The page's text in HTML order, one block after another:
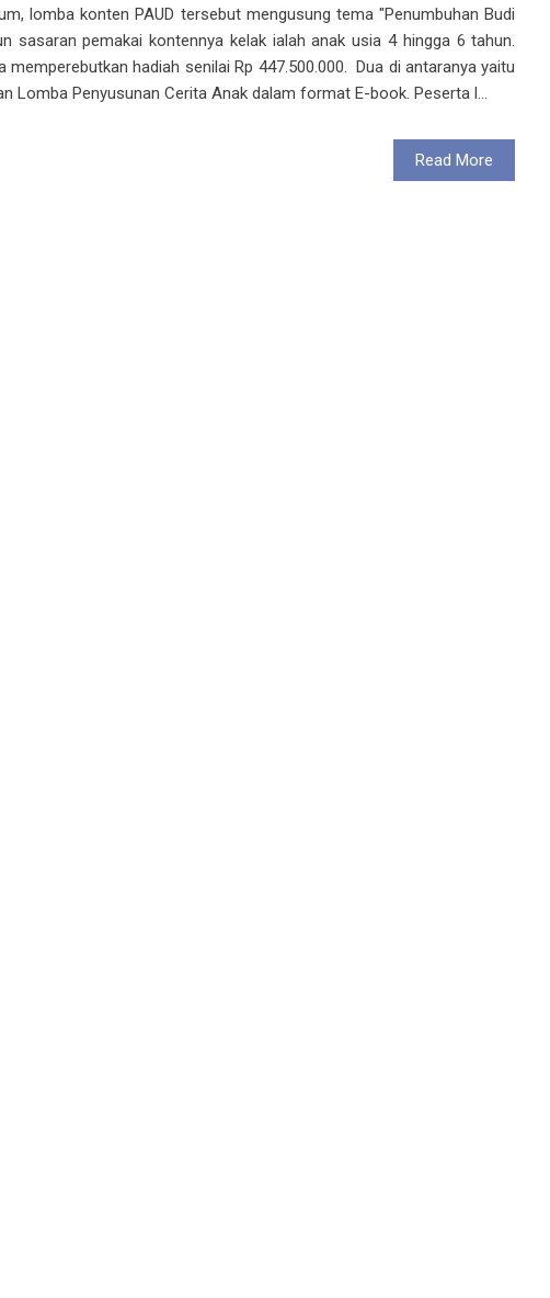
lomba konten PAUD tersebut mengusung tema "Penumbuhan Budi
sasaran pemakai kontennya kelak ialah anak usia 4 hingga 6 tahun.
hadiah senilai Rp 447.500.000. Dua di antaranya yaitu
Lomba Penyusunan Cerita Anak dalam format E-book. Peserta l...
Read More